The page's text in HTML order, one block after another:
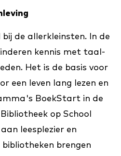
de allerkleinsten. In de
kennis met taal-
Het is de basis voor
een leven lang lezen en
BoekStart in de
op School
leesplezier en
brengen